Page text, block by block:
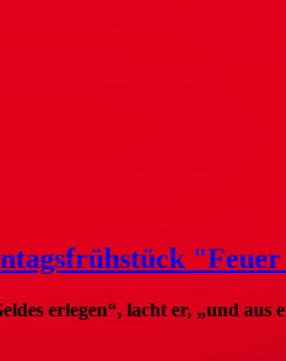
erlegen“, lacht er, „und